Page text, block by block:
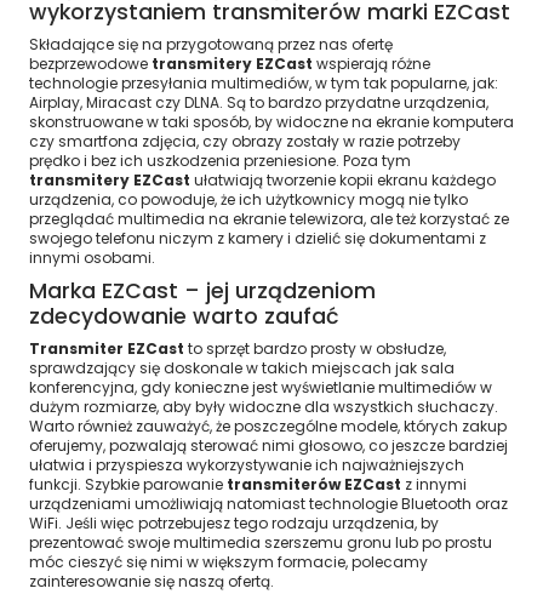
wykorzystaniem transmiterów marki EZCast
Składające się na przygotowaną przez nas ofertę
bezprzewodowe transmitery EZCast wspierają różne
technologie przesyłania multimediów, w tym tak popularne, jak:
Airplay, Miracast czy DLNA. Są to bardzo przydatne urządzenia,
skonstruowane w taki sposób, by widoczne na ekranie komputera
czy smartfona zdjęcia, czy obrazy zostały w razie potrzeby
prędko i bez ich uszkodzenia przeniesione. Poza tym
transmitery EZCast ułatwiają tworzenie kopii ekranu każdego
urządzenia, co powoduje, że ich użytkownicy mogą nie tylko
przeglądać multimedia na ekranie telewizora, ale też korzystać ze
swojego telefonu niczym z kamery i dzielić się dokumentami z
innymi osobami.
Marka EZCast – jej urządzeniom
zdecydowanie warto zaufać
Transmiter EZCast to sprzęt bardzo prosty w obsłudze,
sprawdzający się doskonale w takich miejscach jak sala
konferencyjna, gdy konieczne jest wyświetlanie multimediów w
dużym rozmiarze, aby były widoczne dla wszystkich słuchaczy.
Warto również zauważyć, że poszczególne modele, których zakup
oferujemy, pozwalają sterować nimi głosowo, co jeszcze bardziej
ułatwia i przyspiesza wykorzystywanie ich najważniejszych
funkcji. Szybkie parowanie transmiterów EZCast z innymi
urządzeniami umożliwiają natomiast technologie Bluetooth oraz
WiFi. Jeśli więc potrzebujesz tego rodzaju urządzenia, by
prezentować swoje multimedia szerszemu gronu lub po prostu
móc cieszyć się nimi w większym formacie, polecamy
zainteresowanie się naszą ofertą.